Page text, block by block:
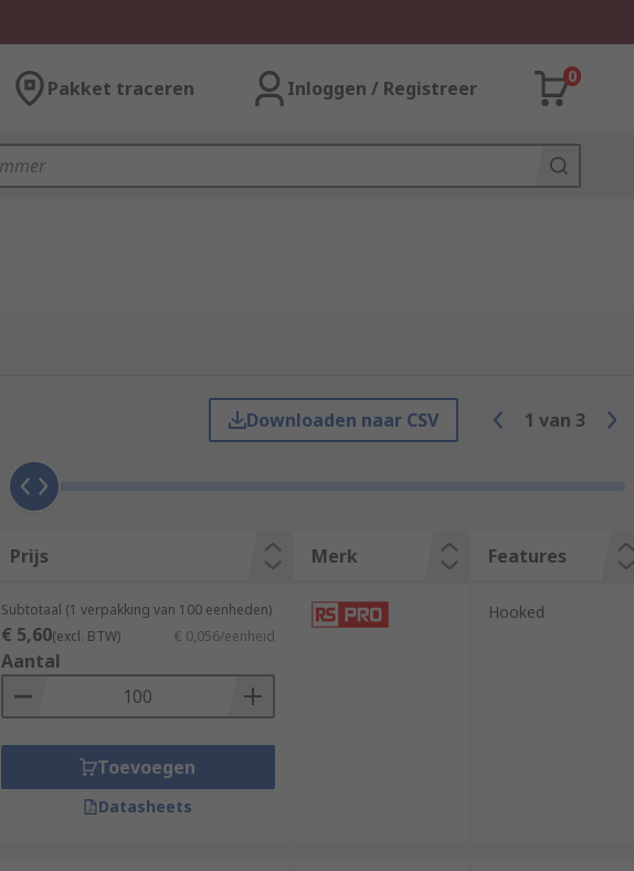
Pakket traceren Inloggen / Registreer
0
Downloaden naar CSV 1 van 3
Prijs Merk Features
Subtotaal (1 verpakking van 100 eenheden)
€ 5,60(excl. BTW) € 0,056/eenheid
Aantal
Toevoegen
Datasheets
Hooked